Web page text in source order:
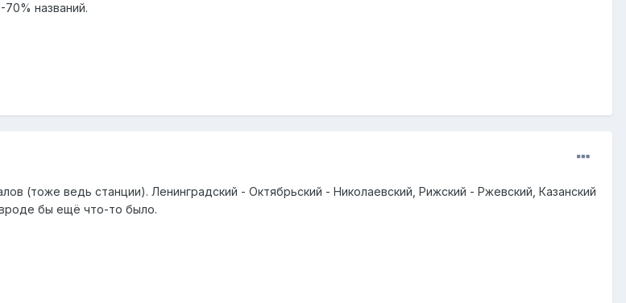
названий.
(тоже ведь станции). Ленинградский - Октябрьский - Николаевский, Рижский - Ржевский, Казанский
вроде бы ещё что-то было.